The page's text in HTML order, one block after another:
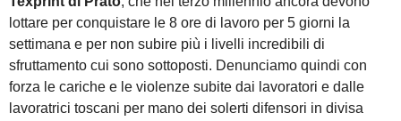
lottare per conquistare le 8 ore di lavoro per 5 giorni la
settimana e per non subire più i livelli incredibili di
sfruttamento cui sono sottoposti. Denunciamo quindi con
forza le cariche e le violenze subite dai lavoratori e dalle
lavoratrici toscani per mano dei solerti difensori in divisa